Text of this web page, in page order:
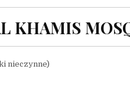
KHAMIS
nieczynne)